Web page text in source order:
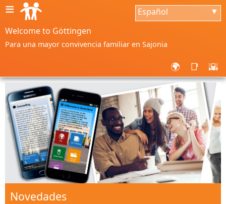
≡ Español ▼
Welcome to Göttingen
Para una mayor convivencia familiar en Sajonia
🌍 📑 🌇
Novedades